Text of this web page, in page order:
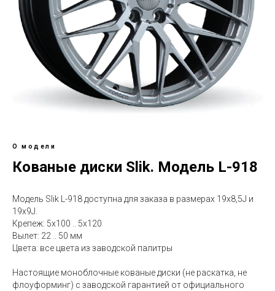
О модели
Кованые диски Slik. Модель L-918
Модель Slik L-918 доступна для заказа в размерах 19x8,5J и
19x9J.
Крепеж: 5х100 .. 5х120
Вылет: 22 .. 50 мм
Цвета: все цвета из заводской палитры
Настоящие моноблочные кованые диски (не раскатка, не
флоуформинг) с заводской гарантией от официального